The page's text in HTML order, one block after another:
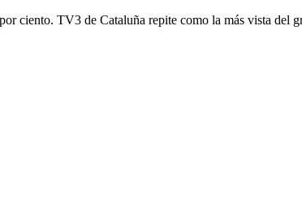
ciento. TV3 de Cataluña repite como la más vista del